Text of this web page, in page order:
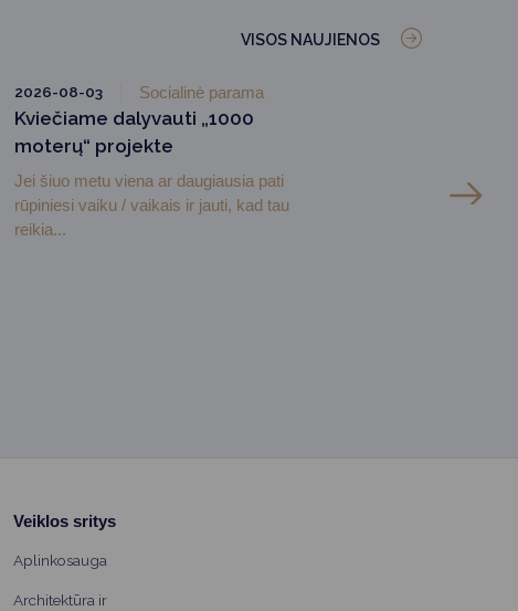
VISOS NAUJIENOS
2026-08-03 Socialinė parama
Kviečiame dalyvauti „1000
moterų“ projekte
Jei šiuo metu viena ar daugiausia pati
rūpiniesi vaiku / vaikais ir jauti, kad tau
reikia...
Veiklos sritys
Aplinkosauga
Architektūra ir